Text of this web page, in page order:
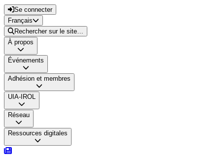
Se connecter
Français
Rechercher sur le site…
À propos
Événements
Adhésion et membres
UIA-IROL
Réseau
Ressources digitales